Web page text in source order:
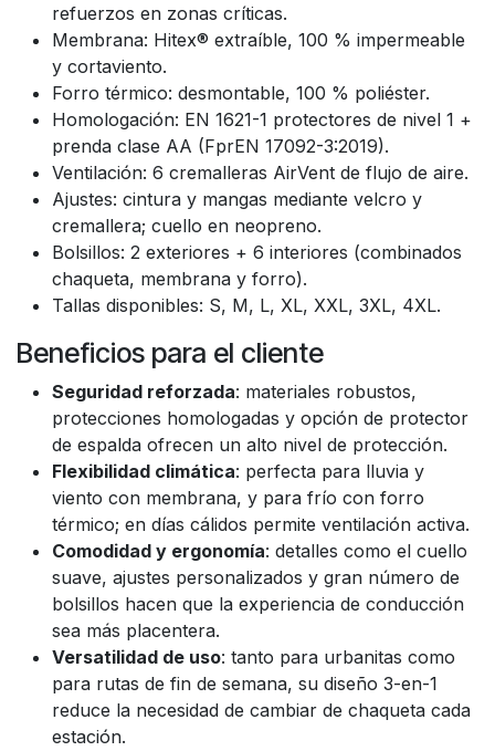
refuerzos en zonas críticas.
Membrana: Hitex® extraíble, 100 % impermeable
y cortaviento.
Forro térmico: desmontable, 100 % poliéster.
Homologación: EN 1621-1 protectores de nivel 1 +
prenda clase AA (FprEN 17092-3:2019).
Ventilación: 6 cremalleras AirVent de flujo de aire.
Ajustes: cintura y mangas mediante velcro y
cremallera; cuello en neopreno.
Bolsillos: 2 exteriores + 6 interiores (combinados
chaqueta, membrana y forro).
Tallas disponibles: S, M, L, XL, XXL, 3XL, 4XL.
Beneficios para el cliente
Seguridad reforzada: materiales robustos,
protecciones homologadas y opción de protector
de espalda ofrecen un alto nivel de protección.
Flexibilidad climática: perfecta para lluvia y
viento con membrana, y para frío con forro
térmico; en días cálidos permite ventilación activa.
Comodidad y ergonomía: detalles como el cuello
suave, ajustes personalizados y gran número de
bolsillos hacen que la experiencia de conducción
sea más placentera.
Versatilidad de uso: tanto para urbanitas como
para rutas de fin de semana, su diseño 3-en-1
reduce la necesidad de cambiar de chaqueta cada
estación.